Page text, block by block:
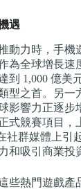
遇
動力時，手機
為全球增長速
到 1,000 億美
型之首。另一
影響力正逐步
式競賽項目，
社群媒體上引
和吸引商業投
些熱門遊戲產